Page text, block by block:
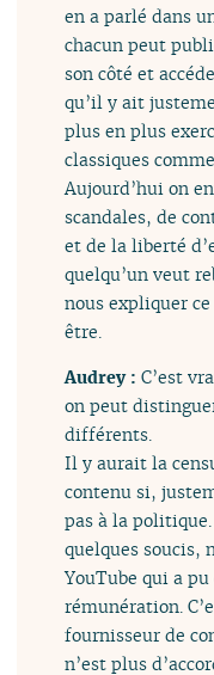
en a parlé dans
chacun peut
son côté et
qu’il y ait
plus en plus
classiques
Aujourd’hui on
scandales, de
et de la liberté
quelqu’un veut
nous expliquer
être.
Audrey :C’est
on peut
différents.
Il y aurait la
contenu si,
pas à la politique.
quelques soucis,
YouTube qui a
rémunération.
fournisseur de
n’est plus